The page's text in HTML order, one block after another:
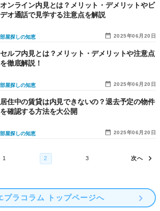
2025年06月20日
部屋探しの知恵
オンライン内見とは？メリット・デメリットやビ
デオ通話で見学する注意点を解説
2025年06月20日
部屋探しの知恵
セルフ内見とは？メリット・デメリットや注意点
を徹底解説！
2025年06月20日
部屋探しの知恵
居住中の賃貸は内見できないの？退去予定の物件
を確認する方法を大公開
プラコラム トップページへ